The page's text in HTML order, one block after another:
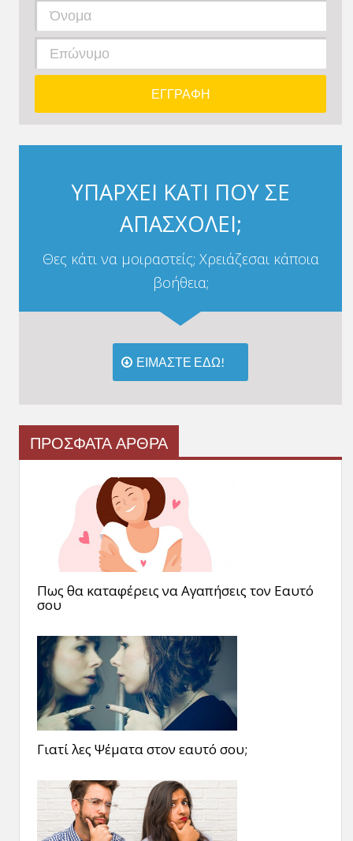
ΥΠΑΡΧΕΙ ΚΑΤΙ ΠΟΥ ΣΕ
ΑΠΑΣΧΟΛΕΙ;
Θες κάτι να μοιραστείς; Χρειάζεσαι κάποια
βοήθεια;
ΕΙΜΑΣΤΕ ΕΔΩ!
ΠΡΟΣΦΑΤΑ ΑΡΘΡΑ
Πως θα καταφέρεις να Αγαπήσεις τον Εαυτό
σου
Γιατί λες Ψέματα στον εαυτό σου;